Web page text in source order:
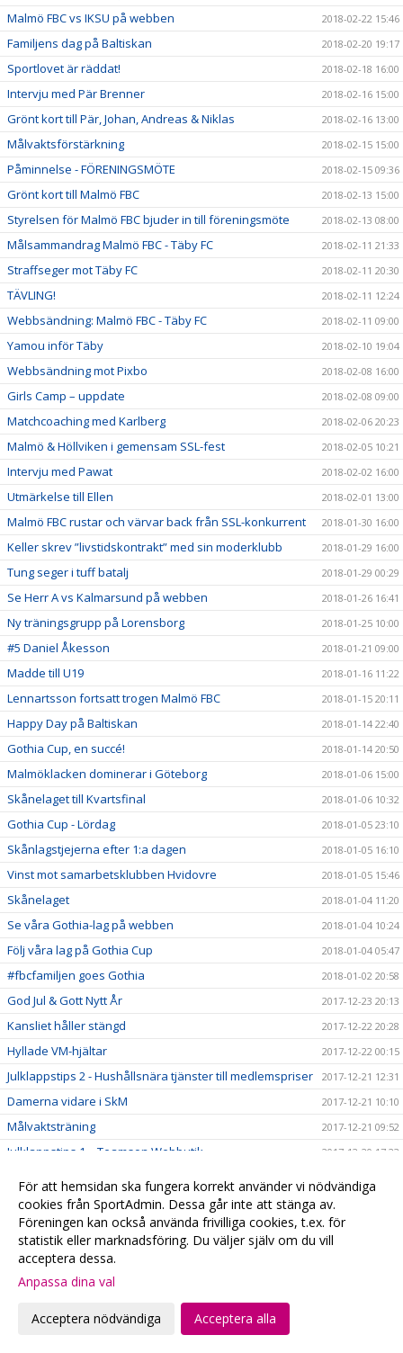
Malmö FBC vs IKSU på webben 2018-02-22 15:46
Familjens dag på Baltiskan 2018-02-20 19:17
Sportlovet är räddat! 2018-02-18 16:00
Intervju med Pär Brenner 2018-02-16 15:00
Grönt kort till Pär, Johan, Andreas & Niklas 2018-02-16 13:00
Målvaktsförstärkning 2018-02-15 15:00
Påminnelse - FÖRENINGSMÖTE 2018-02-15 09:36
Grönt kort till Malmö FBC 2018-02-13 15:00
Styrelsen för Malmö FBC bjuder in till föreningsmöte 2018-02-13 08:00
Målsammandrag Malmö FBC - Täby FC 2018-02-11 21:33
Straffseger mot Täby FC 2018-02-11 20:30
TÄVLING! 2018-02-11 12:24
Webbsändning: Malmö FBC - Täby FC 2018-02-11 09:00
Yamou inför Täby 2018-02-10 19:04
Webbsändning mot Pixbo 2018-02-08 16:00
Girls Camp – uppdate 2018-02-08 09:00
Matchcoaching med Karlberg 2018-02-06 20:23
Malmö & Höllviken i gemensam SSL-fest 2018-02-05 10:21
Intervju med Pawat 2018-02-02 16:00
Utmärkelse till Ellen 2018-02-01 13:00
Malmö FBC rustar och värvar back från SSL-konkurrent 2018-01-30 16:00
Keller skrev ”livstidskontrakt” med sin moderklubb 2018-01-29 16:00
Tung seger i tuff batalj 2018-01-29 00:29
Se Herr A vs Kalmarsund på webben 2018-01-26 16:41
Ny träningsgrupp på Lorensborg 2018-01-25 10:00
#5 Daniel Åkesson 2018-01-21 09:00
Madde till U19 2018-01-16 11:22
Lennartsson fortsatt trogen Malmö FBC 2018-01-15 20:11
Happy Day på Baltiskan 2018-01-14 22:40
Gothia Cup, en succé! 2018-01-14 20:50
Malmöklacken dominerar i Göteborg 2018-01-06 15:00
Skånelaget till Kvartsfinal 2018-01-06 10:32
Gothia Cup - Lördag 2018-01-05 23:10
Skånlagstjejerna efter 1:a dagen 2018-01-05 16:10
Vinst mot samarbetsklubben Hvidovre 2018-01-05 15:46
Skånelaget 2018-01-04 11:20
Se våra Gothia-lag på webben 2018-01-04 10:24
Följ våra lag på Gothia Cup 2018-01-04 05:47
#fbcfamiljen goes Gothia 2018-01-02 20:58
God Jul & Gott Nytt År 2017-12-23 20:13
Kansliet håller stängd 2017-12-22 20:28
Hyllade VM-hjältar 2017-12-22 00:15
Julklappstips 2 - Hushållsnära tjänster till medlemspriser 2017-12-21 12:31
Damerna vidare i SkM 2017-12-21 10:10
Målvaktsträning 2017-12-21 09:52
Julklappstips 1 – Teamson Webbutik 2017-12-20 17:23
FRI ENTRÉ 2017-12-15 20:16
Ta med kastarmen på lördag! 2017-12-15 20:13
Musikhjälpen - Malmö FBCs insamlingsbössa
VI HAR EN VÄRLDSMÄSTARE
Målvaktsträning 1
För att hemsidan ska fungera korrekt använder vi nödvändiga
cookies från SportAdmin. Dessa går inte att stänga av.
Föreningen kan också använda frivilliga cookies, t.ex. för
statistik eller marknadsföring. Du väljer själv om du vill
acceptera dessa.
Anpassa dina val
Acceptera nödvändiga Acceptera alla